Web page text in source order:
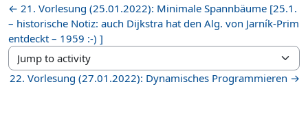
← 21. Vorlesung (25.01.2022): Minimale Spannbäume [25.1.
– historische Notiz: auch Dijkstra hat den Alg. von Jarník-Prim
entdeckt – 1959 :-) ]
Jump to activity
22. Vorlesung (27.01.2022): Dynamisches Programmieren →